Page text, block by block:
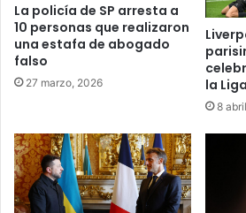
La policía de SP arresta a
10 personas que realizaron
una estafa de abogado
falso
27 marzo, 2026
la
8